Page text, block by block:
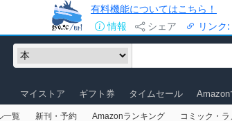
有料機能についてはこちら！
情報
シェア リンク: